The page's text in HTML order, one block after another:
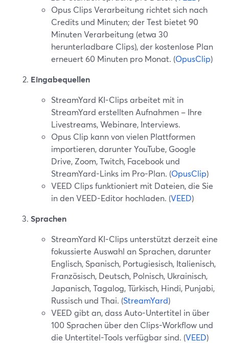
Opus Clips Verarbeitung richtet sich nach
Credits und Minuten; der Test bietet 90
Minuten Verarbeitung (etwa 30
herunterladbare Clips), der kostenlose Plan
erneuert 60 Minuten pro Monat. (OpusClip)
Eingabequellen
StreamYard KI-Clips arbeitet mit in
StreamYard erstellten Aufnahmen – Ihre
Livestreams, Webinare, Interviews.
Opus Clip kann von vielen Plattformen
importieren, darunter YouTube, Google
Drive, Zoom, Twitch, Facebook und
StreamYard-Links im Pro-Plan. (OpusClip)
VEED Clips funktioniert mit Dateien, die Sie
in den VEED-Editor hochladen. (VEED)
Sprachen
StreamYard KI-Clips unterstützt derzeit eine
fokussierte Auswahl an Sprachen, darunter
Englisch, Spanisch, Portugiesisch, Italienisch,
Französisch, Deutsch, Polnisch, Ukrainisch,
Japanisch, Tagalog, Türkisch, Hindi, Punjabi,
Russisch und Thai. (StreamYard)
VEED gibt an, dass Auto-Untertitel in über
100 Sprachen über den Clips-Workflow und
die Untertitel-Tools verfügbar sind. (VEED)